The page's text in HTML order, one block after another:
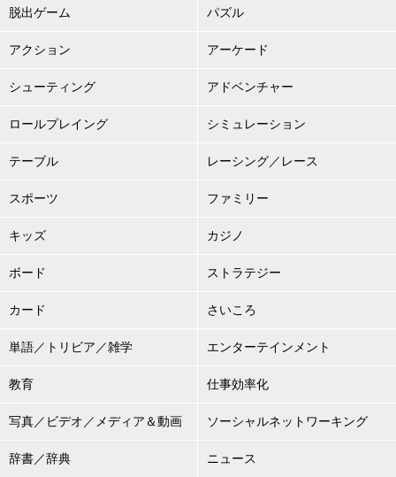
脱出ゲーム パズル
アクション アーケード
シューティング アドベンチャー
ロールプレイング シミュレーション
テーブル レーシング／レース
スポーツ ファミリー
キッズ カジノ
ボード ストラテジー
カード さいころ
単語／トリビア／雑学 エンターテインメント
教育 仕事効率化
写真／ビデオ／メディア＆動画 ソーシャルネットワーキング
辞書／辞典 ニュース